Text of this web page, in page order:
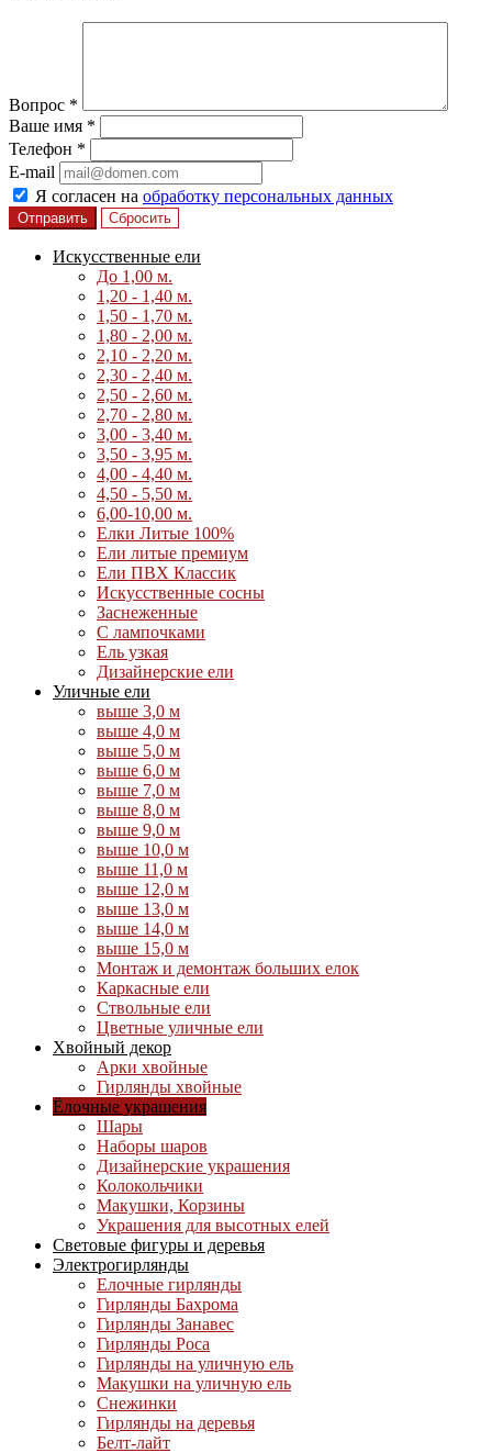
Вопрос *
Ваше имя *
Телефон *
E-mail
Я согласен на обработку персональных данных
Сбросить
Искусственные ели
До 1,00 м.
1,20 - 1,40 м.
1,50 - 1,70 м.
1,80 - 2,00 м.
2,10 - 2,20 м.
2,30 - 2,40 м.
2,50 - 2,60 м.
2,70 - 2,80 м.
3,00 - 3,40 м.
3,50 - 3,95 м.
4,00 - 4,40 м.
4,50 - 5,50 м.
6,00-10,00 м.
Елки Литые 100%
Ели литые премиум
Ели ПВХ Классик
Искусственные сосны
Заснеженные
С лампочками
Ель узкая
Дизайнерские ели
Уличные ели
выше 3,0 м
выше 4,0 м
выше 5,0 м
выше 6,0 м
выше 7,0 м
выше 8,0 м
выше 9,0 м
выше 10,0 м
выше 11,0 м
выше 12,0 м
выше 13,0 м
выше 14,0 м
выше 15,0 м
Монтаж и демонтаж больших елок
Каркасные ели
Ствольные ели
Цветные уличные ели
Хвойный декор
Арки хвойные
Гирлянды хвойные
Ёлочные украшения
Шары
Наборы шаров
Дизайнерские украшения
Колокольчики
Макушки, Корзины
Украшения для высотных елей
Световые фигуры и деревья
Электрогирлянды
Елочные гирлянды
Гирлянды Бахрома
Гирлянды Занавес
Гирлянды Роса
Гирлянды на уличную ель
Макушки на уличную ель
Снежинки
Гирлянды на деревья
Белт-лайт